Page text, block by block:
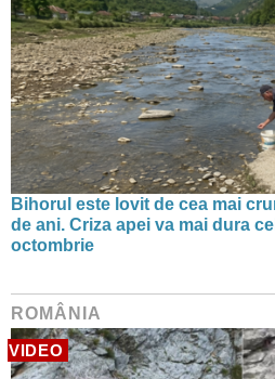
Bihorul este lovit de cea mai
de ani. Criza apei va mai dura
octombrie
ROMÂNIA
VIDEO